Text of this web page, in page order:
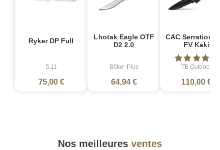
Ryker DP Full
5.11
75,00 €
Lhotak Eagle OTF
D2 2.0
Böker Plus
64,94 €
CAC Serration
FV Kaki
TB Outdoor
110,00 €
Nos meilleures ventes